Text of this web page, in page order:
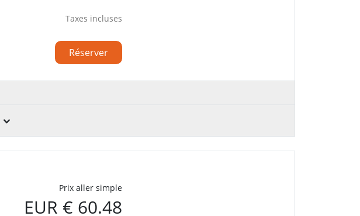
Taxes incluses
Réserver
Prix aller simple
EUR € 60.48